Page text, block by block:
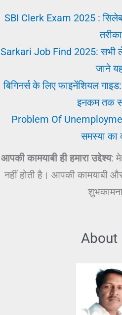
SBI Clerk Exam 2025 :
तरीका
Sarkari Job Find 2025: सभी
जाने
बिगिनर्स के लिए फाइनेंशियल
इनकम तक
Problem Of
समस्या का
आपकी कामयाबी ही हमारा उद्देश्य:
नहीं होती है। आपकी कामयाबी और
About